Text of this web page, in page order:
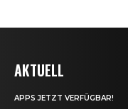
AKTUELL
APPS JETZT VERFÜGBAR!